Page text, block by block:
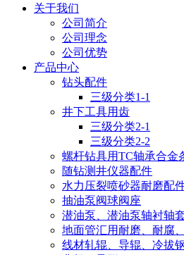
关于我们
公司简介
公司理念
公司优势
产品中心
钻头配件
三级分类1-1
井下工具用齿
三级分类2-1
三级分类2-2
螺杆钻具用TC轴承合金
随钻测井仪器配件
水力压裂喷砂器耐磨配
抽油泵阀球阀座
潜油泵、潜油泵轴衬轴
地面管汇用耐磨、耐腐
线材轧辊、导辊、冷拔